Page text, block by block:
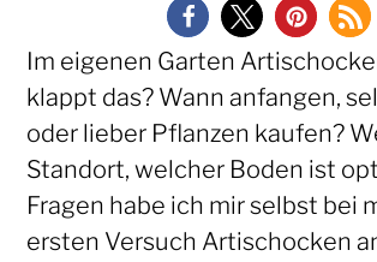
Im eigenen Garten
klappt das? Wann anfangen,
oder lieber Pflanzen kaufen?
Standort, welcher Boden ist
Fragen habe ich mir selbst bei
ersten Versuch Artischocken